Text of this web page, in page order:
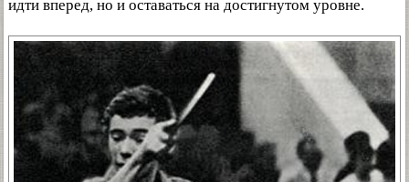
идти вперед, но и оставаться на достигнутом уровне.